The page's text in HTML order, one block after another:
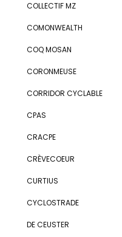
COLLECTIF MZ
COMONWEALTH
COQ MOSAN
CORONMEUSE
CORRIDOR CYCLABLE
CPAS
CRACPE
CRÈVECOEUR
CURTIUS
CYCLOSTRADE
DE CEUSTER